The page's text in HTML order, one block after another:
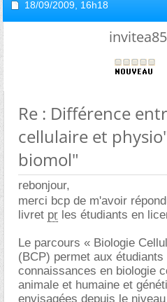
18/09/2009, 16h18
Re : Différence
cellulaire et
biomol"
rebonjour,
merci bcp de m'avoir
livret pr les étudiants en
Le parcours « Biologie
(BCP) permet aux étudiants
connaissances en biologie
animale et humaine et
envisagées depuis le